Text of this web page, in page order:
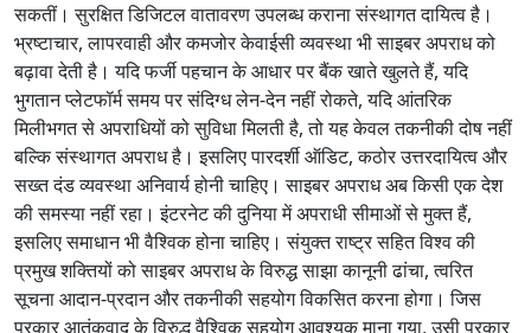
सकतीं। सुरक्षित डिजिटल वातावरण उपलब्ध कराना संस्थागत दायित्व है।
भ्रष्टाचार, लापरवाही और कमजोर केवाईसी व्यवस्था भी साइबर अपराध को
बढ़ावा देती है। यदि फर्जी पहचान के आधार पर बैंक खाते खुलते हैं, यदि
भुगतान प्लेटफॉर्म समय पर संदिग्ध लेन-देन नहीं रोकते, यदि आंतरिक
मिलीभगत से अपराधियों को सुविधा मिलती है, तो यह केवल तकनीकी दोष नहीं
बल्कि संस्थागत अपराध है। इसलिए पारदर्शी ऑडिट, कठोर उत्तरदायित्व और
सख्त दंड व्यवस्था अनिवार्य होनी चाहिए। साइबर अपराध अब किसी एक देश
की समस्या नहीं रहा। इंटरनेट की दुनिया में अपराधी सीमाओं से मुक्त हैं,
इसलिए समाधान भी वैश्विक होना चाहिए। संयुक्त राष्ट्र सहित विश्व की
प्रमुख शक्तियों को साइबर अपराध के विरुद्ध साझा कानूनी ढांचा, त्वरित
सूचना आदान-प्रदान और तकनीकी सहयोग विकसित करना होगा। जिस
प्रकार आतंकवाद के विरुद्ध वैश्विक सहयोग आवश्यक माना गया, उसी प्रकार